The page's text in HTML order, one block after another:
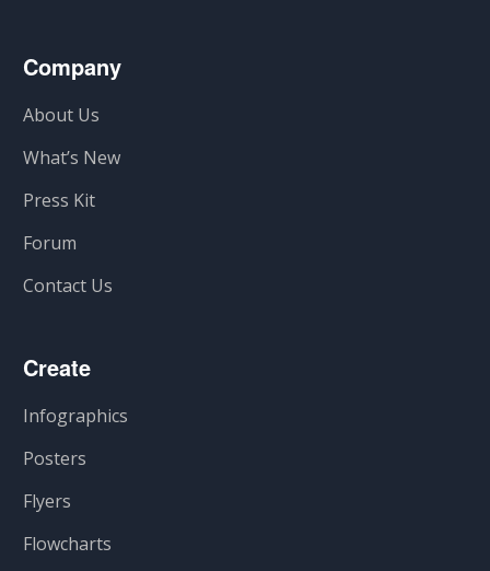
Company
About Us
What’s New
Press Kit
Forum
Contact Us
Create
Infographics
Posters
Flyers
Flowcharts